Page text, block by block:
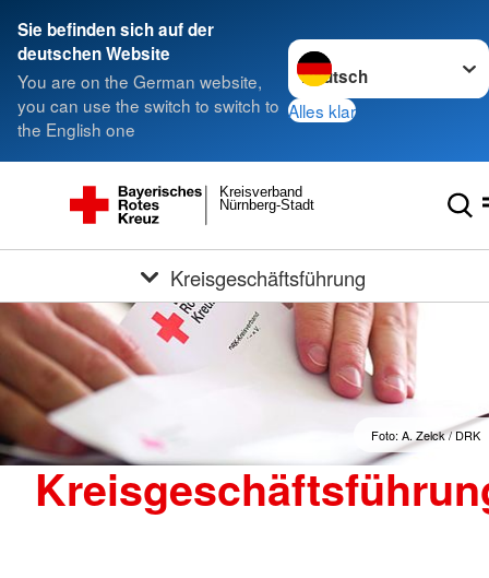
Sie befinden sich auf der
deutschen Website
You are on the German website,
you can use the switch to switch to
the English one
Sprache wechseln zu
Alles klar
Nürnberg-Stadt
Kreisverband
Kreisgeschäftsführung
Foto: A. Zelck / DRK